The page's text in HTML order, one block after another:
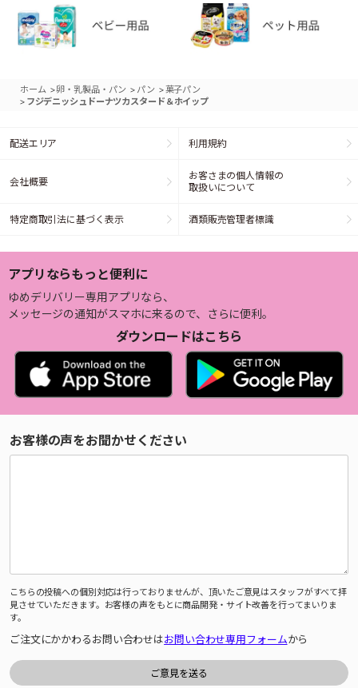
ホーム >卵・乳製品・パン > パン >菓子パン
> フジデニッシュドーナツカスタード＆ホイップ
配送エリア 利用規約
会社概要
お客さまの個人情報の
取扱いについて
特定商取引法に基づく表示 酒類販売管理者標識
アプリならもっと便利に
ゆめデリバリー専用アプリなら、
メッセージの通知がスマホに来るので、さらに便利。
ダウンロードはこちら
お客様の声をお聞かせください
こちらの投稿への個別対応は行っておりませんが、頂いたご意見はスタッフがすべて拝
見させていただきます。お客様の声をもとに商品開発・サイト改善を行ってまいりま
す。
ご注文にかかわるお問い合わせはお問い合わせ専用フォームから